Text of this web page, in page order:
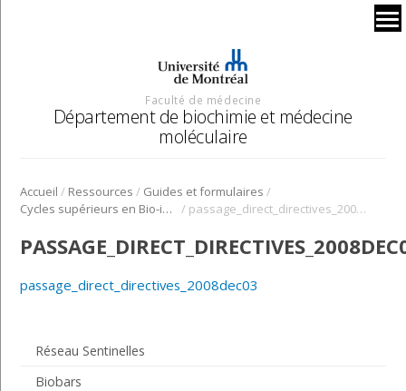
Faculté de médecine
Département de biochimie et médecine
moléculaire
Accueil / Ressources / Guides et formulaires /
Cycles supérieurs en Bio-informatique
/ passage_direct_directives_2008dec03
Réseau Sentinelles
Biobars
passage_direct_directives_2008dec03